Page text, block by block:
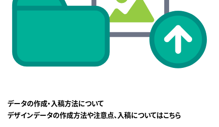
データの作成・入稿方法について
デザインデータの作成方法や注意点、入稿についてはこちら